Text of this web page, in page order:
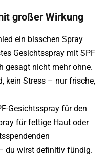
großer Wirkung
ein bisschen Spray
Gesichtsspray mit SPF
gesagt nicht mehr ohne.
kein Stress – nur frische,
Gesichtsspray für den
für fettige Haut oder
du wirst definitiv fündig.